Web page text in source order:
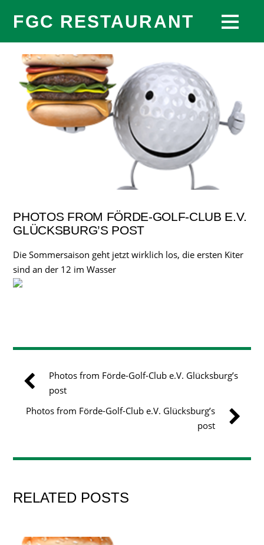
FGC RESTAURANT
PHOTOS FROM FÖRDE-GOLF-CLUB E.V.
GLÜCKSBURG’S POST
Die Sommersaison geht jetzt wirklich los, die ersten Kiter
sind an der 12 im Wasser
Photos from Förde-Golf-Club e.V. Glücksburg’s
post
Photos from Förde-Golf-Club e.V. Glücksburg’s
post
RELATED POSTS